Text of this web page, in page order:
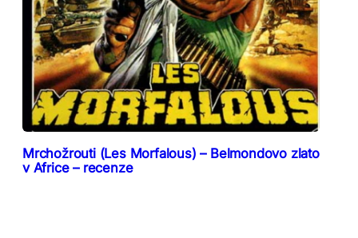
Mrchožrouti (Les Morfalous) – Belmondovo zlato
v Africe – recenze